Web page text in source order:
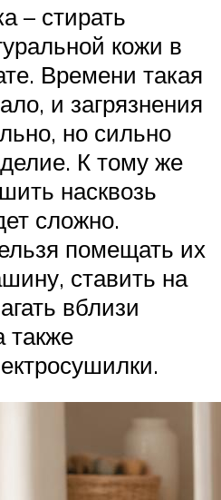
– стирать
кожи в
Времени такая
и загрязнения
но сильно
К тому же
насквозь
сложно.
помещать их
ставить на
вблизи
также